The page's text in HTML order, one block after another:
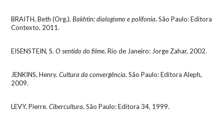
BRAITH, Beth (Org.).Bakhtin: dialogismo e polifonia.São Paulo: Editora
Contexto, 2011.
EISENSTEIN, S.O sentido do filme.Rio de Janeiro: Jorge Zahar, 2002.
JENKINS, Henry.Cultura da convergência.São Paulo: Editora Aleph,
2009.
LEVY, Pierre.Cibercultura.São Paulo: Editora 34, 1999.